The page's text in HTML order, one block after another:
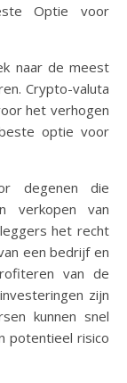
naar de meest
Crypto-valuta
het verhogen
optie voor
degenen die
verkopen van
het recht
een bedrijf en
van de
zijn
kunnen snel
potentieel risico